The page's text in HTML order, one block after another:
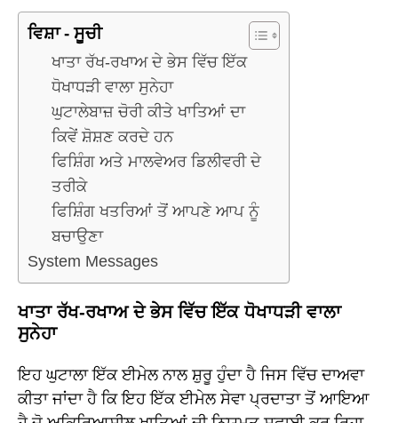
ਵਿਸ਼ਾ - ਸੂਚੀ
ਖਾਤਾ ਰੱਖ-ਰਖਾਅ ਦੇ ਭੇਸ ਵਿੱਚ ਇੱਕ
ਧੋਖਾਧੜੀ ਵਾਲਾ ਸੁਨੇਹਾ
ਘੁਟਾਲੇਬਾਜ਼ ਚੋਰੀ ਕੀਤੇ ਖਾਤਿਆਂ ਦਾ
ਕਿਵੇਂ ਸ਼ੋਸ਼ਣ ਕਰਦੇ ਹਨ
ਫਿਸ਼ਿੰਗ ਅਤੇ ਮਾਲਵੇਅਰ ਡਿਲੀਵਰੀ ਦੇ
ਤਰੀਕੇ
ਫਿਸ਼ਿੰਗ ਖਤਰਿਆਂ ਤੋਂ ਆਪਣੇ ਆਪ ਨੂੰ
ਬਚਾਉਣਾ
System Messages
ਖਾਤਾ ਰੱਖ-ਰਖਾਅ ਦੇ ਭੇਸ ਵਿੱਚ ਇੱਕ ਧੋਖਾਧੜੀ ਵਾਲਾ
ਸੁਨੇਹਾ
ਇਹ ਘੁਟਾਲਾ ਇੱਕ ਈਮੇਲ ਨਾਲ ਸ਼ੁਰੂ ਹੁੰਦਾ ਹੈ ਜਿਸ ਵਿੱਚ ਦਾਅਵਾ
ਕੀਤਾ ਜਾਂਦਾ ਹੈ ਕਿ ਇਹ ਇੱਕ ਈਮੇਲ ਸੇਵਾ ਪ੍ਰਦਾਤਾ ਤੋਂ ਆਇਆ